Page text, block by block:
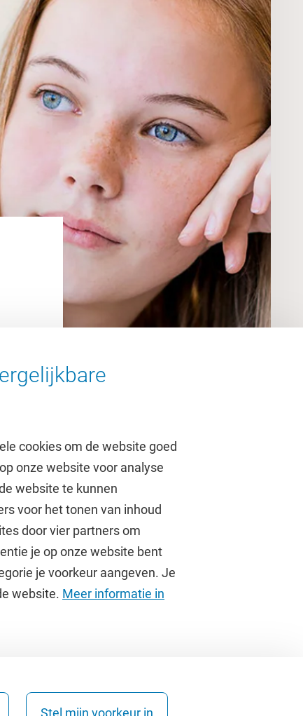
cookies om de website goed
onze website voor analyse
website te kunnen
voor het tonen van inhoud
door vier partners om
je op onze website bent
je voorkeur aangeven. Je
website. Meer informatie in
Stel mijn voorkeur in
Over de VU
Contact en route
Werken bij de VU